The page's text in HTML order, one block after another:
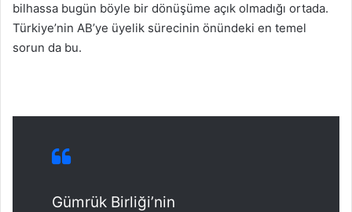
bilhassa bugün böyle bir dönüşüme açık olmadığı ortada.
Türkiye’nin AB’ye üyelik sürecinin önündeki en temel
sorun da bu.
Gümrük Birliği’nin